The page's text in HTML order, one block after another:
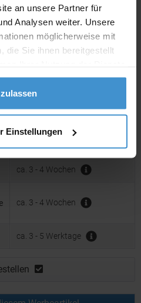
an unsere Partner für
Analysen weiter. Unsere
möglicherweise mit
die Sie ihnen bereitgestellt
Einstellungen
brutto
Anfrage
ca. 3 - 4 Wochen
ca. 3 - 4 Wochen
ca. 3 - 5 Werktage